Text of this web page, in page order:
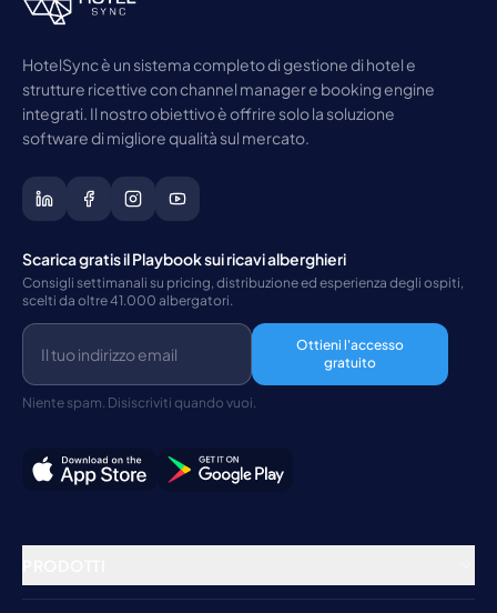
HotelSync è un sistema completo di gestione di hotel e
strutture ricettive con channel manager e booking engine
integrati. Il nostro obiettivo è offrire solo la soluzione
software di migliore qualità sul mercato.
Scarica gratis il Playbook sui ricavi alberghieri
Consigli settimanali su pricing, distribuzione ed esperienza degli ospiti,
scelti da oltre 41.000 albergatori.
Ottieni l'accesso
gratuito
Niente spam. Disiscriviti quando vuoi.
Gestione della struttura